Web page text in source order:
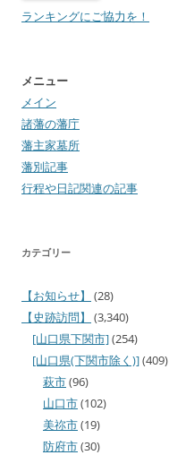
ランキングにご協力を！
メニュー
メイン
諸藩の藩庁
藩主家墓所
藩別記事
行程や日記関連の記事
カテゴリー
【お知らせ】
(28)
【史跡訪問】
(3,340)
[山口県下関市](254)
[山口県(下関市除く)](409)
萩市(96)
山口市(102)
美祢市(19)
防府市(30)